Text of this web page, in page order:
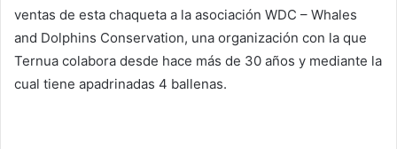
ventas de esta chaqueta a la asociación WDC – Whales
and Dolphins Conservation, una organización con la que
Ternua colabora desde hace más de 30 años y mediante la
cual tiene apadrinadas 4 ballenas.